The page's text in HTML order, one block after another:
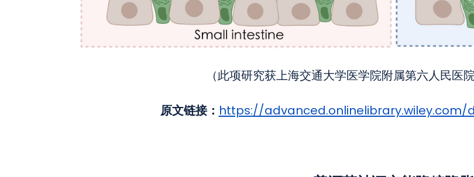
（此项研究获上海交通大学医学院附属第六人民医
原文链接：https://advanced.onlinelibrary.wiley.com/